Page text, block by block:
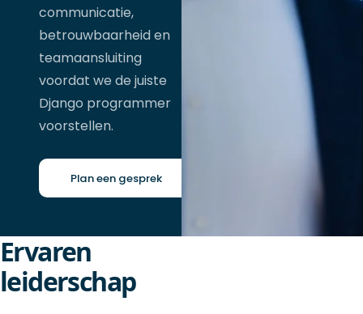
communicatie,
betrouwbaarheid en
teamaansluiting
voordat we de juiste
Django programmer
voorstellen.
Plan een gesprek
Ervaren
leiderschap